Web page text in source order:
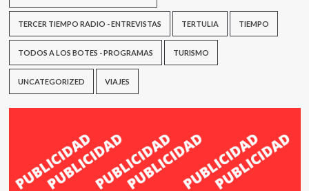
TERCER TIEMPO RADIO - ENTREVISTAS TERTULIA TIEMPO
TODOS A LOS BOTES - PROGRAMAS TURISMO
UNCATEGORIZED VIAJES